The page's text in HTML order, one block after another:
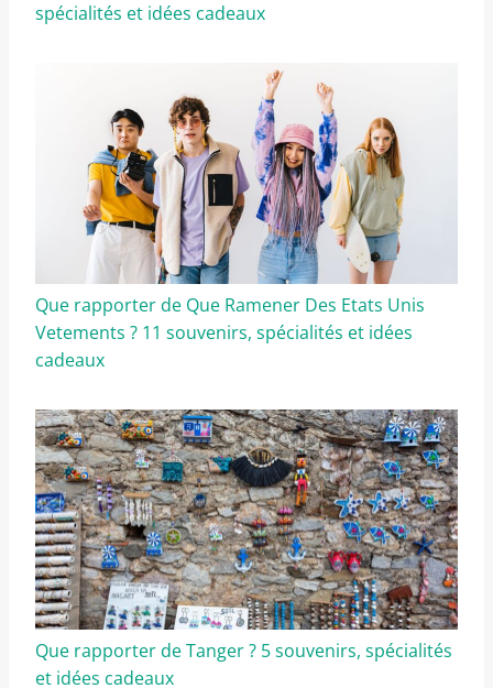
spécialités et idées cadeaux
Que rapporter de Que Ramener Des Etats Unis
Vetements ? 11 souvenirs, spécialités et idées
cadeaux
Que rapporter de Tanger ? 5 souvenirs, spécialités
et idées cadeaux